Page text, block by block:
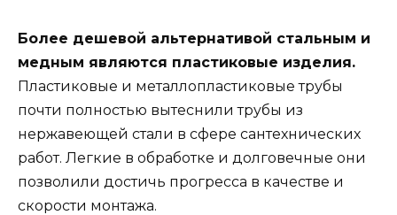
Более дешевой альтернативой стальным и
медным являются пластиковые изделия.
Пластиковые и металлопластиковые трубы
почти полностью вытеснили трубы из
нержавеющей стали в сфере сантехнических
работ. Легкие в обработке и долговечные они
позволили достичь прогресса в качестве и
скорости монтажа.